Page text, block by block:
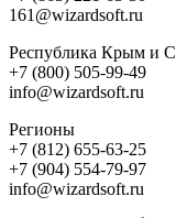
161@wizardsoft.ru
Республика Крым и
+7 (800) 505-99-49
info@wizardsoft.ru
Регионы
+7 (812) 655-63-25
+7 (904) 554-79-97
info@wizardsoft.ru